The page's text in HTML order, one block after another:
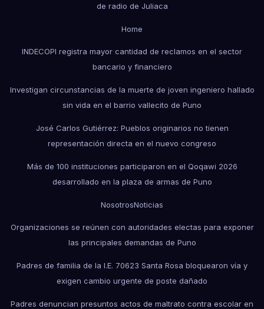
de radio de Juliaca
Home
INDECOPI registra mayor cantidad de reclamos en el sector
bancario y financiero
Investigan circunstancias de la muerte de joven ingeniero hallado
sin vida en el barrio vallecito de Puno
José Carlos Gutiérrez: Pueblos originarios no tienen
representación directa en el nuevo congreso
Más de 100 instituciones participaron en el Qoqawi 2026
desarrollado en la plaza de armas de Puno
NosotrosNoticias
Organizaciones se reúnen con autoridades electas para exponer
las principales demandas de Puno
Padres de familia de la I.E. 70623 Santa Rosa bloquearon vía y
exigen cambio urgente de poste dañado
Padres denuncian presuntos actos de maltrato contra escolar en